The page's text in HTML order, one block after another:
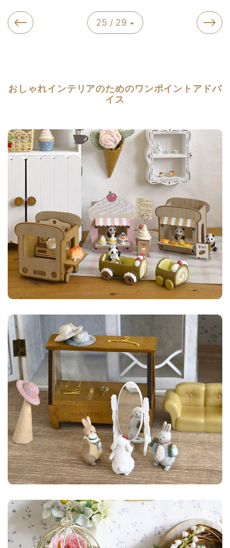
25 / 29
おしゃれインテリアのためのワンポイントアドバ
イス